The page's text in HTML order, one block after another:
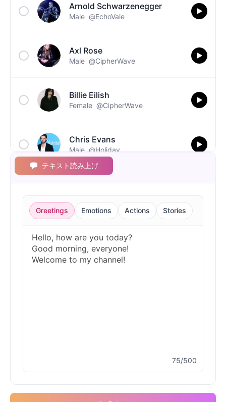
Arnold Schwarzenegger
Male @EchoVale
Axl Rose
Male @CipherWave
Billie Eilish
Female @CipherWave
Chris Evans
Male @Holiday
Christopher Walken
Male @Kairox
Male @Lucas
Male @PeachyCloud
テキスト読み上げ
Greetings Emotions Actions Stories
75/500